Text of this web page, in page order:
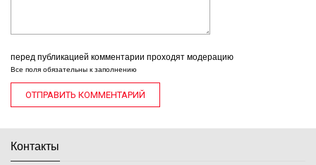
перед публикацией комментарии проходят модерацию
Все поля обязательны к заполнению
Контакты